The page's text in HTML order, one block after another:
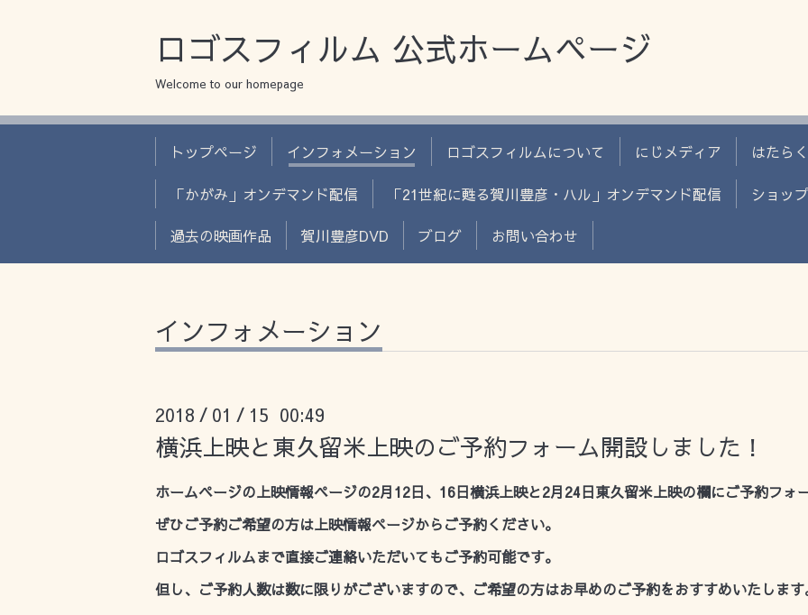
ロゴスフィルム 公式ホームページ
Welcome to our homepage
トップページ インフォメーション ロゴスフィルムについて にじメディア はたらく
「かがみ」オンデマンド配信 「21世紀に甦る賀川豊彦・ハル」オンデマンド配信 ショップ
過去の映画作品 賀川豊彦DVD ブログ お問い合わせ
インフォメーション
2018 / 01 / 15 00:49
横浜上映と東久留米上映のご予約フォーム開設しました！
ホームページの上映情報ページの2月12日、16日横浜上映と2月24日東久留米上映の欄にご予約フォ
ぜひご予約ご希望の方は上映情報ページからご予約ください。
ロゴスフィルムまで直接ご連絡いただいてもご予約可能です。
但し、ご予約人数は数に限りがございますので、ご希望の方はお早めのご予約をおすすめいたします